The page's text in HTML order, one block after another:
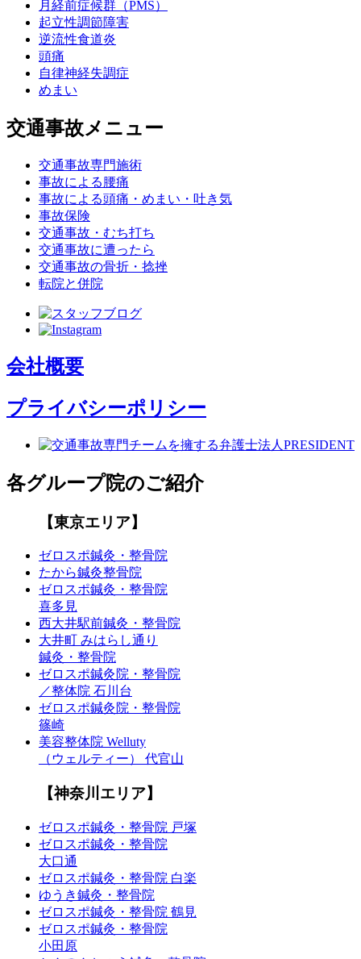
月経前症候群（PMS）
起立性調節障害
逆流性食道炎
頭痛
自律神経失調症
めまい
交通事故メニュー
交通事故専門施術
事故による腰痛
事故による頭痛・めまい・吐き気
事故保険
交通事故・むち打ち
交通事故に遭ったら
交通事故の骨折・捻挫
転院と併院
会社概要
プライバシーポリシー
各グループ院のご紹介
【東京エリア】
ゼロスポ鍼灸・整骨院
たから鍼灸整骨院
ゼロスポ鍼灸・整骨院
喜多見
西大井駅前鍼灸・整骨院
大井町 みはらし通り
鍼灸・整骨院
ゼロスポ鍼灸院・整骨院
／整体院 石川台
ゼロスポ鍼灸院・整骨院
篠崎
美容整体院 Welluty
（ウェルティー） 代官山
【神奈川エリア】
ゼロスポ鍼灸・整骨院 戸塚
ゼロスポ鍼灸・整骨院
大口通
ゼロスポ鍼灸・整骨院 白楽
ゆうき鍼灸・整骨院
ゼロスポ鍼灸・整骨院 鶴見
ゼロスポ鍼灸・整骨院
小田原